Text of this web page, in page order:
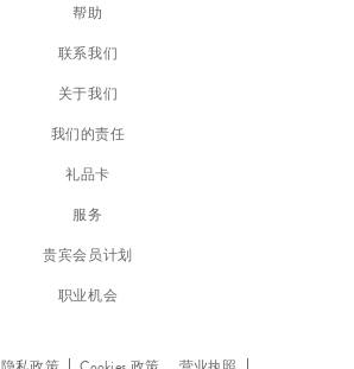
帮助
联系我们
关于我们
我们的责任
礼品卡
服务
贵宾会员计划
职业机会